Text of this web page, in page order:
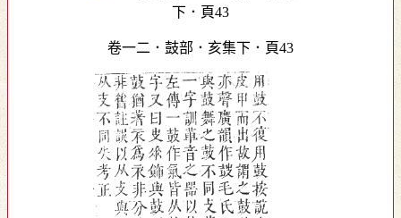
卷一二．鼓部．亥集下．頁43